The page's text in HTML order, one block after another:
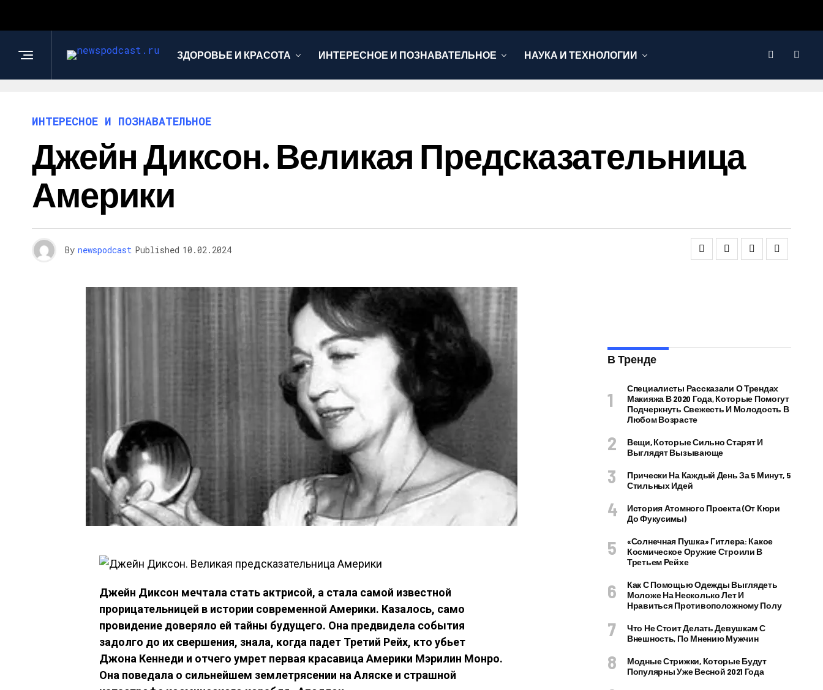
ЗДОРОВЬЕ И КРАСОТА ИНТЕРЕСНОЕ И ПОЗНАВАТЕЛЬНОЕ НАУКА И ТЕХНОЛОГИИ
ИНТЕРЕСНОЕ И ПОЗНАВАТЕЛЬНОЕ
Джейн Диксон. Великая Предсказательница
Америки
By newspodcast Published 10.02.2024
Джейн Диксон мечтала стать актрисой, а стала самой известной
прорицательницей в истории современной Америки. Казалось, само
провидение доверяло ей тайны будущего. Она предвидела события
задолго до их свершения, знала, когда падет Третий Рейх, кто убьет
Джона Кеннеди и отчего умрет первая красавица Америки Мэрилин Монро.
Она поведала о сильнейшем землетрясении на Аляске и страшной
В Тренде
Специалисты Рассказали О Трендах
Макияжа В 2020 Года, Которые Помогут
Подчеркнуть Свежесть И Молодость В
Любом Возрасте
Вещи, Которые Сильно Старят И
Выглядят Вызывающе
Прически На Каждый День За 5 Минут, 5
Стильных Идей
История Атомного Проекта (от Кюри
До Фукусимы)
«Солнечная Пушка» Гитлера: Какое
Космическое Оружие Строили В
Третьем Рейхе
Как С Помощью Одежды Выглядеть
Моложе На Несколько Лет И
Нравиться Противоположному Полу
Что Не Стоит Делать Девушкам С
Внешность, По Мнению Мужчин
Модные Стрижки, Которые Будут
Популярны Уже Весной 2021 Года